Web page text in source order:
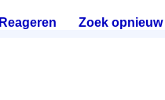
Reageren Zoek opnieuw.